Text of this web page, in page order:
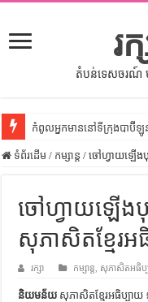
រ
តំបន់ទេសចរណ៍ មុ
កំពូលអ្នកមាននៅទីក្រុងបាប៊ី
សីលធម៌នៅក្នុងសង្គមខ្មែរ –
ទំលៀមទម្លាប់ប្រពៃណីជនជា
ដើមកំណើតអង្គរ – សៀវភៅ
ដើមកំណើតជនជាតិខ្មែរ – អត្ថ
ទំនាក់ទំនងកម្ពុជានិងចិន –
ទំព័រដើម / កម្សាន្ត / ចៅហ្វាយឡើង
ចៅហ្វាយឡើង
សុភាសិតខ្មែរអ
រក្សា កម្សាន្ត សុភាសិតអធិប្
និយមន័យ សុភាសិតខ្មែរអធិប្បា